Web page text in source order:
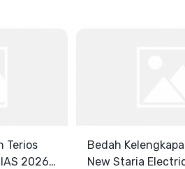
Terios
2026,
Bedah
New Staria